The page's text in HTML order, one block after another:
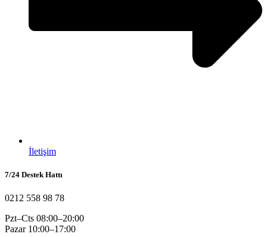
İletişim
7/24 Destek Hattı
0212 558 98 78
Pzt–Cts 08:00–20:00
Pazar 10:00–17:00